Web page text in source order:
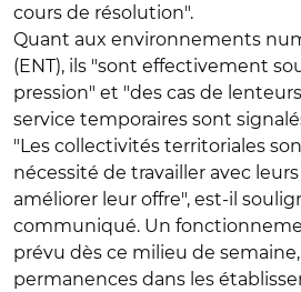
cours de résolution".
Quant aux environnements
(ENT), ils "sont effectivement
pression" et "des cas de
service temporaires sont
"Les collectivités territoriales
nécessité de travailler avec
améliorer leur offre", est-il
communiqué. Un
prévu dès ce milieu de
permanences dans les